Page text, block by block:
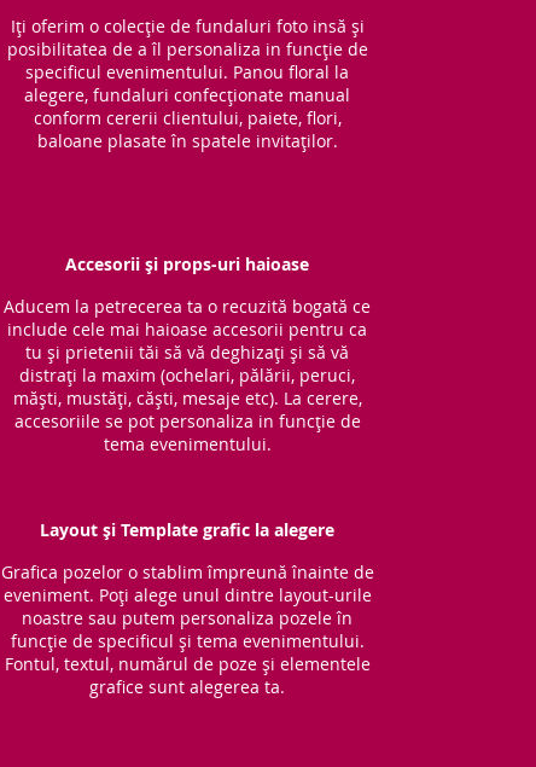
Iți oferim o colecție de fundaluri foto insă și
posibilitatea de a îl personaliza in funcție de
specificul evenimentului. Panou floral la
alegere, fundaluri confecționate manual
conform cererii clientului, paiete, flori,
baloane plasate în spatele invitaților.
Accesorii și props-uri haioase
Aducem la petrecerea ta o recuzită bogată ce
include cele mai haioase accesorii pentru ca
tu și prietenii tăi să vă deghizați și să vă
distrați la maxim (ochelari, pălării, peruci,
măști, mustăți, căști, mesaje etc). La cerere,
accesoriile se pot personaliza in funcție de
tema evenimentului.
Layout și Template grafic la alegere
Grafica pozelor o stablim împreună înainte de
eveniment. Poți alege unul dintre layout-urile
noastre sau putem personaliza pozele în
funcție de specificul și tema evenimentului.
Fontul, textul, numărul de poze și elementele
grafice sunt alegerea ta.